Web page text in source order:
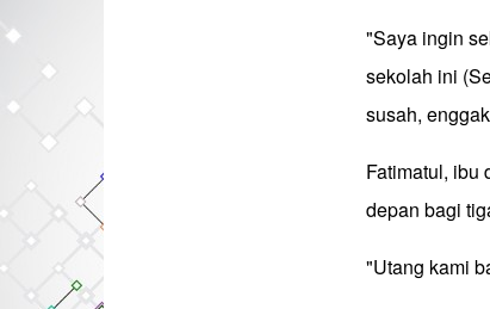
"Saya ingin
sekolah ini
susah,
Fatimatul, ibu
depan bagi
"Utang kami